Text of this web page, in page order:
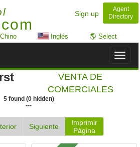
Sign up
Agent
Directory
Inglés 🌎 Select
Toggle
VENTA DE
COMERCIALES
5 found (0hidden)
---
Siguiente
Imprimir
Página